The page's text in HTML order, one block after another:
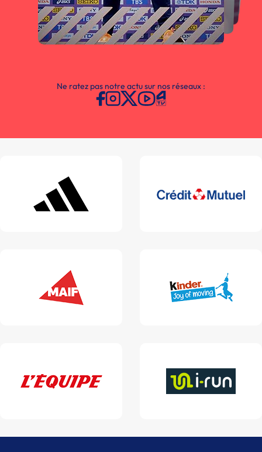
Ne ratez pas notre actu sur nos réseaux :